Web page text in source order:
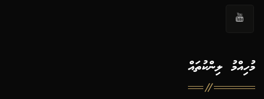
މުހިއްމު ލިންކުތައް